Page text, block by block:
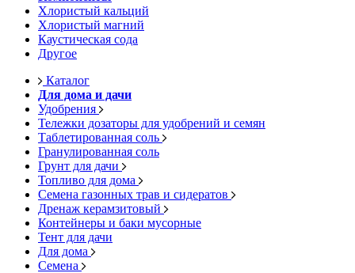
Хлористый кальций
Хлористый магний
Каустическая сода
Другое
Каталог
Для дома и дачи
Удобрения
Тележки дозаторы для удобрений и семян
Таблетированная соль
Гранулированная соль
Грунт для дачи
Топливо для дома
Семена газонных трав и сидератов
Дренаж керамзитовый
Контейнеры и баки мусорные
Тент для дачи
Для дома
Семена